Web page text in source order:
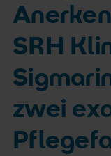
SRH
zwei